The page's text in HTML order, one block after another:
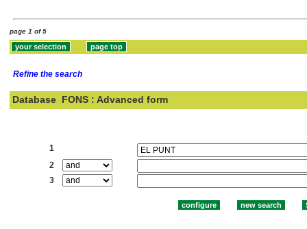
page 1 of 5
Refine the search
Database FONS : Advanced form
1
2
3